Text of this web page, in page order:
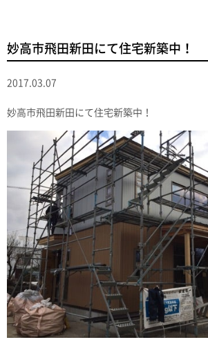
妙高市飛田新田にて住宅新築中！
2017.03.07
妙高市飛田新田にて住宅新築中！